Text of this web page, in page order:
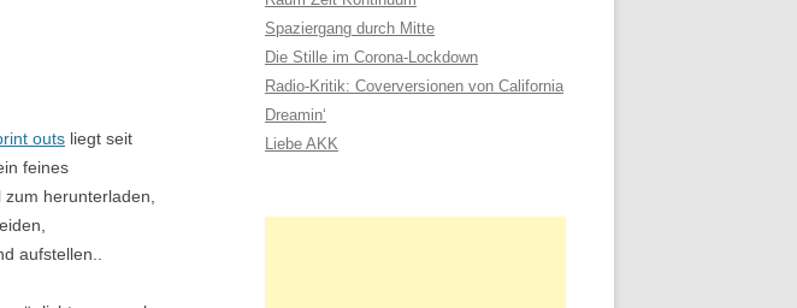
outs liegt seit
feines
herunterladen,
aufstellen..
n
a
c
h
:
Spaziergang durch Mitte
Die Stille im Corona-Lockdown
Radio-Kritik: Coverversionen von California
Dreamin‘
Liebe AKK